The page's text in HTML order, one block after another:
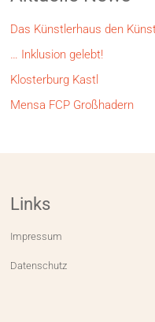
Das Künstlerhaus den
… Inklusion gelebt!
Klosterburg Kastl
Mensa FCP Großhadern
Links
Impressum
Datenschutz